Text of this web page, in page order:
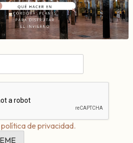
política de privacidad.